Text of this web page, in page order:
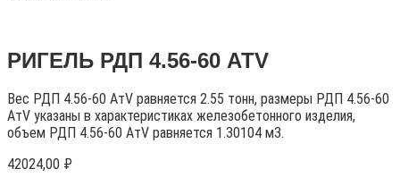
РИГЕЛЬ РДП 4.56-60 АТV
Вес РДП 4.56-60 АтV равняется 2.55 тонн, размеры РДП 4.56-60
АтV указаны в характеристиках железобетонного изделия,
объем РДП 4.56-60 АтV равняется 1.30104 м3.
42024,00 ₽